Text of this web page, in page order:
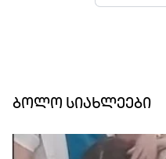
ბოლო სიახლეები